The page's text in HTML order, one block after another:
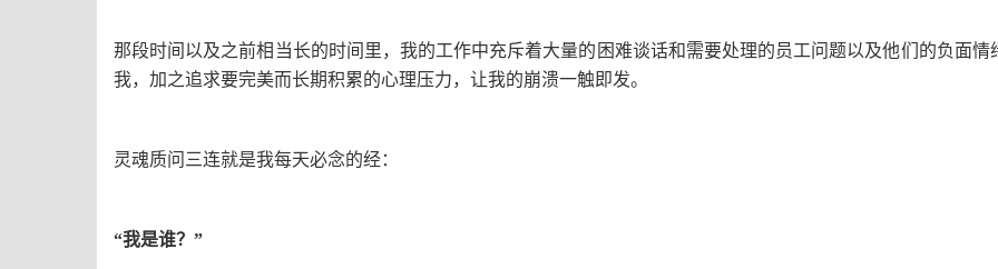
那段时间以及之前相当长的时间里，我的工作中充斥着大量的困难谈话和需要处理的员工问题以及他们的负面
我，加之追求要完美而长期积累的心理压力，让我的崩溃一触即发。
灵魂质问三连就是我每天必念的经：
“我是谁？”